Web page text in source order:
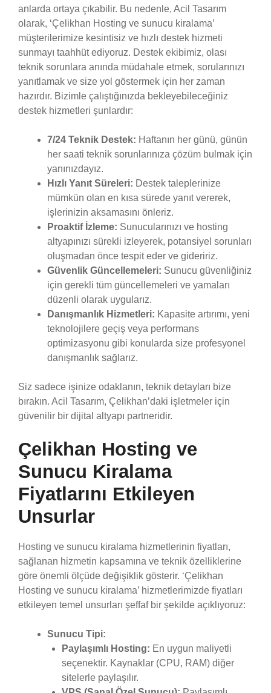
anlarda ortaya çıkabilir. Bu nedenle, Acil Tasarım
olarak, ‘Çelikhan Hosting ve sunucu kiralama’
müşterilerimize kesintisiz ve hızlı destek hizmeti
sunmayı taahhüt ediyoruz. Destek ekibimiz, olası
teknik sorunlara anında müdahale etmek, sorularınızı
yanıtlamak ve size yol göstermek için her zaman
hazırdır. Bizimle çalıştığınızda bekleyebileceğiniz
destek hizmetleri şunlardır:
7/24 Teknik Destek: Haftanın her günü, günün
her saati teknik sorunlarınıza çözüm bulmak için
yanınızdayız.
Hızlı Yanıt Süreleri: Destek taleplerinize
mümkün olan en kısa sürede yanıt vererek,
işlerinizin aksamasını önleriz.
Proaktif İzleme: Sunucularınızı ve hosting
altyapınızı sürekli izleyerek, potansiyel sorunları
oluşmadan önce tespit eder ve gideririz.
Güvenlik Güncellemeleri: Sunucu güvenliğiniz
için gerekli tüm güncellemeleri ve yamaları
düzenli olarak uygularız.
Danışmanlık Hizmetleri: Kapasite artırımı, yeni
teknolojilere geçiş veya performans
optimizasyonu gibi konularda size profesyonel
danışmanlık sağlarız.
Siz sadece işinize odaklanın, teknik detayları bize
bırakın. Acil Tasarım, Çelikhan’daki işletmeler için
güvenilir bir dijital altyapı partneridir.
Çelikhan Hosting ve
Sunucu Kiralama
Fiyatlarını Etkileyen
Unsurlar
Hosting ve sunucu kiralama hizmetlerinin fiyatları,
sağlanan hizmetin kapsamına ve teknik özelliklerine
göre önemli ölçüde değişiklik gösterir. ‘Çelikhan
Hosting ve sunucu kiralama’ hizmetlerimizde fiyatları
etkileyen temel unsurları şeffaf bir şekilde açıklıyoruz:
Sunucu Tipi:
Paylaşımlı Hosting: En uygun maliyetli
seçenektir. Kaynaklar (CPU, RAM) diğer
sitelerle paylaşılır.